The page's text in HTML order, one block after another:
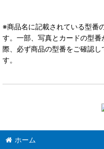
※商品名に記載されている型番
す。一部、写真とカードの型
際、必ず商品の型番をご確認
す。
ホーム